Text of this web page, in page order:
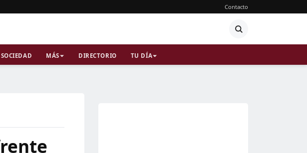
Contacto
SOCIEDAD MÁS DIRECTORIO TU DÍA